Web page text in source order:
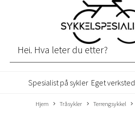
Spesialist på sykler Eget verksted
Hjem Tråsykler Terrengsykkel